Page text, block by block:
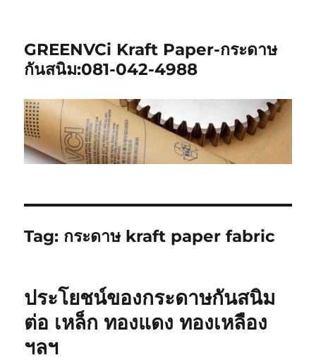
GREENVCi Kraft Paper-กระดาษ
กันสนิม:081-042-4988
Tag: กระดาษ kraft paper fabric
ประโยชน์ของกระดาษกันสนิม
ต่อ เหล็ก ทองแดง ทองเหลือง
ฯลฯ